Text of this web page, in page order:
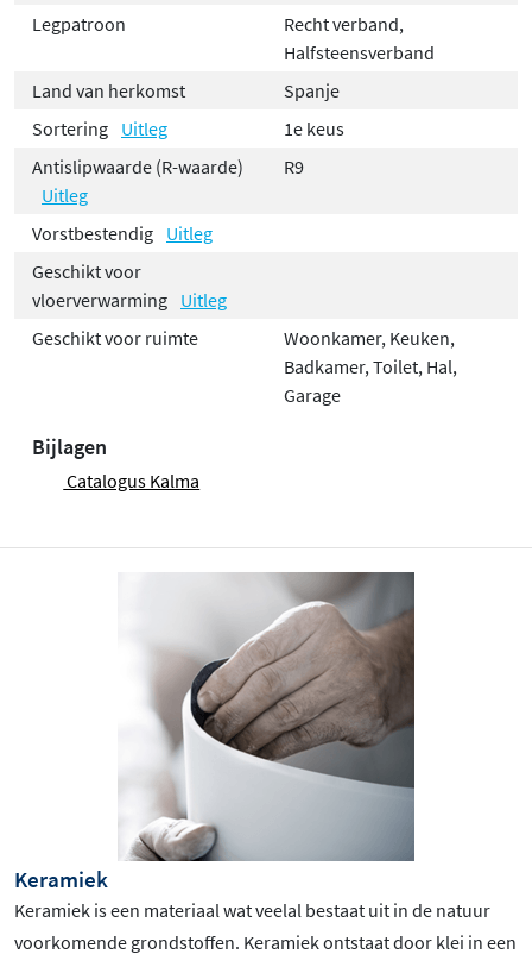
Legpatroon
Recht verband,
Halfsteensverband
Land van herkomst
Spanje
Sortering Uitleg
1e keus
Antislipwaarde (R-waarde)
Uitleg
R9
Vorstbestendig Uitleg
Geschikt voor
vloerverwarming Uitleg
Geschikt voor ruimte
Woonkamer, Keuken,
Badkamer, Toilet, Hal,
Garage
Bijlagen
Catalogus Kalma
Keramiek
Keramiek is een materiaal wat veelal bestaat uit in de natuur
voorkomende grondstoffen. Keramiek ontstaat door klei in een